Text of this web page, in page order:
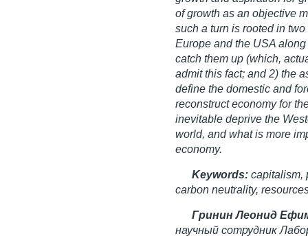
of growth as an objective
such a turn is rooted in
Europe and the USA
catch them up (which,
admit this fact; and 2) the
define the domestic and
reconstruct economy for
inevitable deprive the
world, and what is more
economy.
Keywords: capitalism,
carbon neutrality,
Гринин Леонид
научный сотрудник